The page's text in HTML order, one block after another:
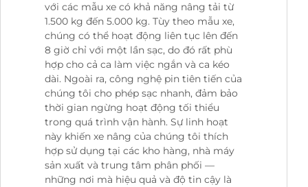
với các mẫu xe có khả năng nâng tải từ
1.500 kg đến 5.000 kg. Tùy theo mẫu xe,
chúng có thể hoạt động liên tục lên đến
8 giờ chỉ với một lần sạc, do đó rất phù
hợp cho cả ca làm việc ngắn và ca kéo
dài. Ngoài ra, công nghệ pin tiên tiến của
chúng tôi cho phép sạc nhanh, đảm bảo
thời gian ngừng hoạt động tối thiểu
trong quá trình vận hành. Sự linh hoạt
này khiến xe nâng của chúng tôi thích
hợp sử dụng tại các kho hàng, nhà máy
sản xuất và trung tâm phân phối —
những nơi mà hiệu quả và độ tin cậy là